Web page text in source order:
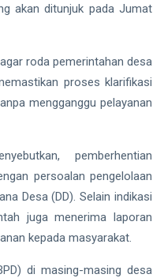
akan ditunjuk pada Jumat
roda pemerintahan desa
proses klarifikasi
mengganggu pelayanan
pemberhentian
persoalan pengelolaan
Desa (DD). Selain indikasi
juga menerima laporan
kepada masyarakat.
di masing-masing desa